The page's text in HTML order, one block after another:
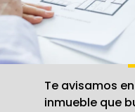
Crea una
Te avisamos
inmueble que